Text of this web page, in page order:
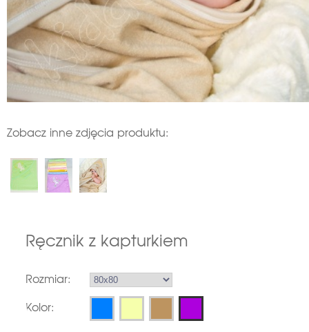
Zobacz inne zdjęcia produktu:
Ręcznik z kapturkiem
Rozmiar:
Kolor: